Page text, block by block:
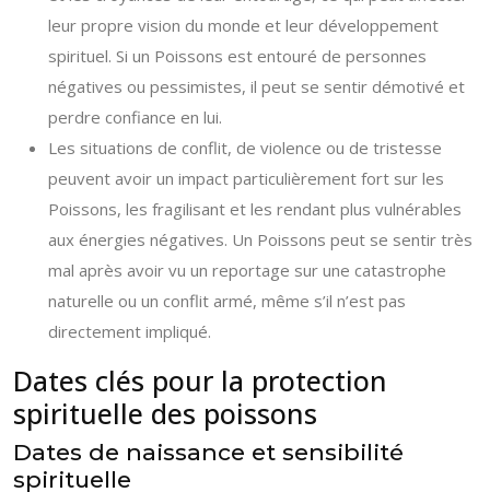
leur propre vision du monde et leur développement
spirituel. Si un Poissons est entouré de personnes
négatives ou pessimistes, il peut se sentir démotivé et
perdre confiance en lui.
Les situations de conflit, de violence ou de tristesse
peuvent avoir un impact particulièrement fort sur les
Poissons, les fragilisant et les rendant plus vulnérables
aux énergies négatives. Un Poissons peut se sentir très
mal après avoir vu un reportage sur une catastrophe
naturelle ou un conflit armé, même s’il n’est pas
directement impliqué.
Dates clés pour la protection
spirituelle des poissons
Dates de naissance et sensibilité
spirituelle